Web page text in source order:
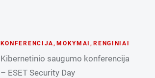
KONFERENCIJA, MOKYMAI, RENGINIAI
Kibernetinio saugumo konferencija
– ESET Security Day